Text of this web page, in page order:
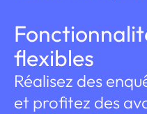
flexibles
Réalisez des
et profitez des